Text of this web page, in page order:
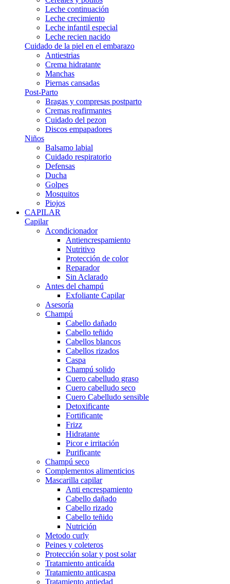
Leche continuación
Leche crecimiento
Leche infantil especial
Leche recien nacido
Cuidado de la piel en el embarazo
Antiestrias
Crema hidratante
Manchas
Piernas cansadas
Post-Parto
Bragas y compresas postparto
Cremas reafirmantes
Cuidado del pezon
Discos empapadores
Niños
Balsamo labial
Cuidado respiratorio
Defensas
Ducha
Golpes
Mosquitos
Piojos
CAPILAR
Capilar
Acondicionador
Antiencrespamiento
Nutritivo
Protección de color
Reparador
Sin Aclarado
Antes del champú
Exfoliante Capilar
Asesoría
Champú
Cabello dañado
Cabello teñido
Cabellos blancos
Cabellos rizados
Caspa
Champú solido
Cuero cabelludo graso
Cuero cabelludo seco
Cuero Cabelludo sensible
Detoxificante
Fortificante
Frizz
Hidratante
Picor e irritación
Purificante
Champú seco
Complementos alimenticios
Mascarilla capilar
Anti encrespamiento
Cabello dañado
Cabello rizado
Cabello teñido
Nutrición
Metodo curly
Peines y coleteros
Protección solar y post solar
Tratamiento anticaída
Tratamiento anticaspa
Tratamiento antiedad